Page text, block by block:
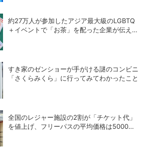
約27万人が参加したアジア最大級のLGBTQ
＋イベントで「お茶」を配った企業が伝えた
すき家のゼンショーが手がける謎のコンビニ
「さくらみくら」に行ってみてわかったこと
全国のレジャー施設の2割が「チケット代」
を値上げ、フリーパスの平均価格は5000円